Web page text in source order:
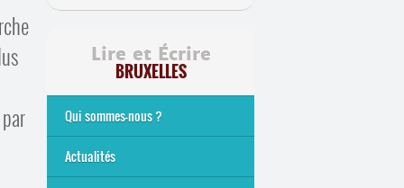
Lire et Écrire
BRUXELLES
Qui sommes-nous ?
Analphabétisme et illettrisme
L’alphabétisation populaire
Le mouvement Lire et Écrire
Nos missions
... Tous les articles
Actualités